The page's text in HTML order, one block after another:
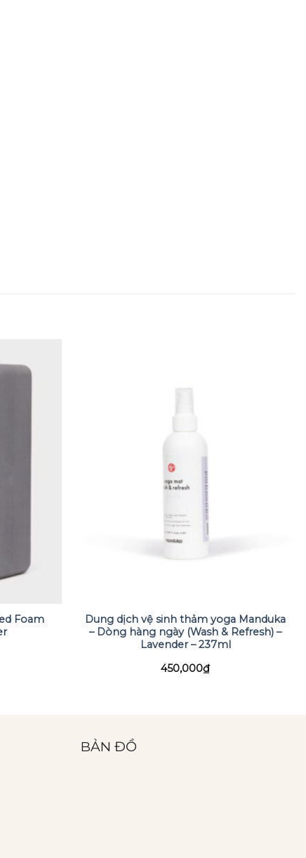
Foam
Dung dịch vệ sinh thảm yoga Manduka
– Dòng hàng ngày (Wash & Refresh) –
Lavender – 237ml
450,000₫
BẢN ĐỒ